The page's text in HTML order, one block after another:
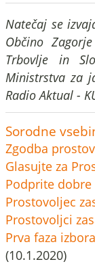
Natečaj se
Občino
Trbovlje in
Ministrstva za
Radio Aktual -
Sorodne
Zgodba
Glasujte za
Podprite dobre
Prostovoljec
Prostovoljci
Prva faza
(10.1.2020)